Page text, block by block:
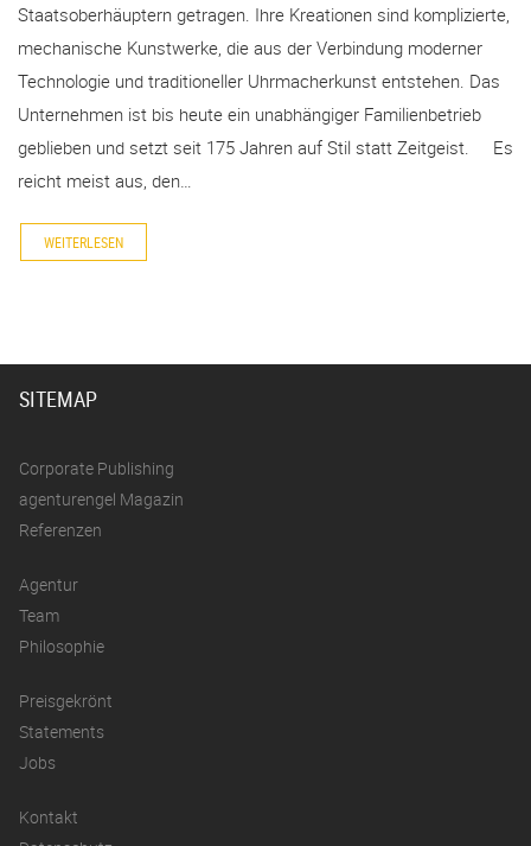
Staatsoberhäuptern getragen. Ihre Kreationen sind komplizierte,
mechanische Kunstwerke, die aus der Verbindung moderner
Technologie und traditioneller Uhrmacherkunst entstehen. Das
Unternehmen ist bis heute ein unabhängiger Familienbetrieb
geblieben und setzt seit 175 Jahren auf Stil statt Zeitgeist. Es
reicht meist aus, den…
WEITERLESEN
SITEMAP
Corporate Publishing
agenturengel Magazin
Referenzen
Agentur
Team
Philosophie
Preisgekrönt
Statements
Jobs
Kontakt